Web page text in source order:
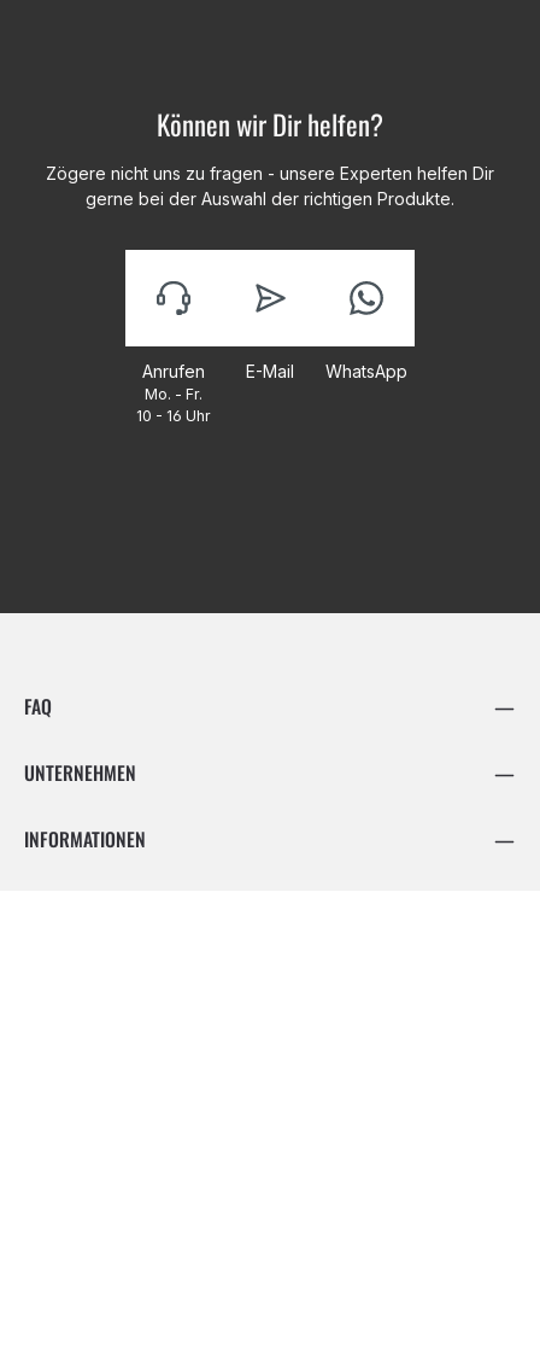
Können wir Dir helfen?
Zögere nicht uns zu fragen - unsere Experten helfen Dir
gerne bei der Auswahl der richtigen Produkte.
Anrufen
Mo. - Fr.
10 - 16 Uhr
E-Mail WhatsApp
FAQ
UNTERNEHMEN
INFORMATIONEN